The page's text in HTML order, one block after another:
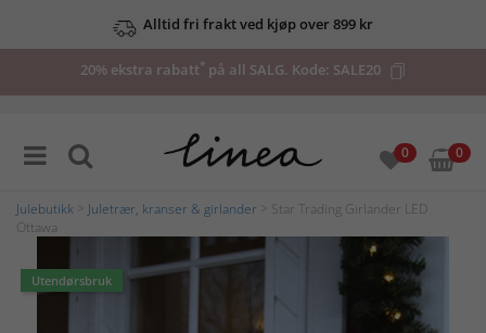
Alltid fri frakt ved kjøp over 899 kr
20% ekstra rabatt* på all SALG. Kode: SALE20
0 0
Julebutikk Juletrær, kranser & girlander > Star Trading Girlander LED
Ottawa
Utendørsbruk